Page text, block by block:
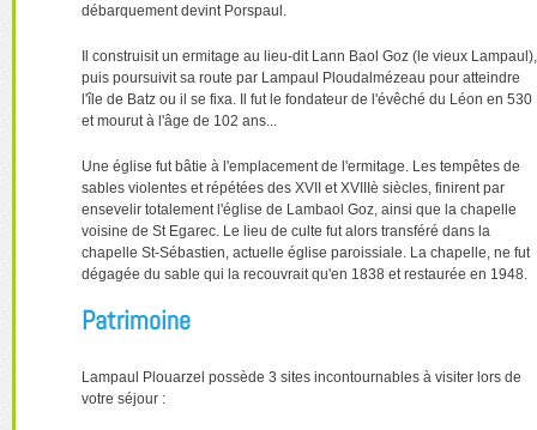
débarquement devint Porspaul.
Il construisit un ermitage au lieu-dit Lann Baol Goz (le vieux Lampaul),
puis poursuivit sa route par Lampaul Ploudalmézeau pour atteindre
l'île de Batz ou il se fixa. Il fut le fondateur de l'évêché du Léon en 530
et mourut à l'âge de 102 ans...
Une église fut bâtie à l'emplacement de l'ermitage. Les tempêtes de
sables violentes et répétées des XVII et XVIIIè siècles, finirent par
ensevelir totalement l'église de Lambaol Goz, ainsi que la chapelle
voisine de St Egarec. Le lieu de culte fut alors transféré dans la
chapelle St-Sébastien, actuelle église paroissiale. La chapelle, ne fut
dégagée du sable qui la recouvrait qu'en 1838 et restaurée en 1948.
Patrimoine
Lampaul Plouarzel possède 3 sites incontournables à visiter lors de
votre séjour :